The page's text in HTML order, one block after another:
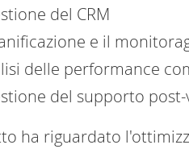
del CRM
e il
delle performance
del supporto
ha riguardato